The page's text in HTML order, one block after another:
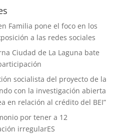
Familia pone el foco en los
a las redes sociales
Ciudad de La Laguna bate
socialista del proyecto de la
con la investigación abierta
en relación al crédito del BEI”
por tener a 12
irregularES